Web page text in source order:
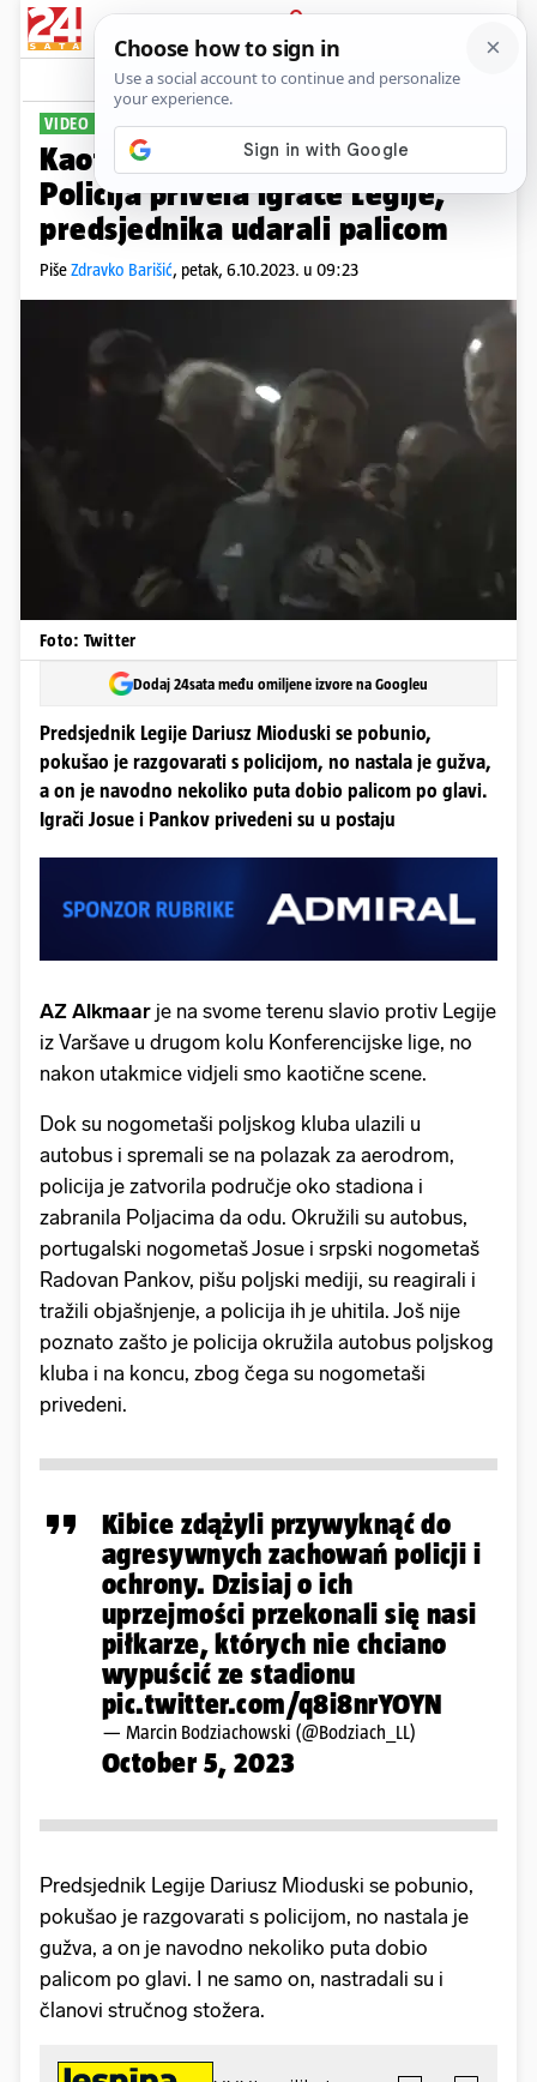
PRIJAVA
Sport Komentari
VIDEO
Kaotične scene u Nizozemskoj:
Policija privela igrače Legije,
predsjednika udarali palicom
PišeZdravko Barišić, petak, 6.10.2023. u 09:23
Foto: Twitter
Dodaj 24sata među omiljene izvore na Googleu
Predsjednik Legije Dariusz Mioduski se pobunio,
pokušao je razgovarati s policijom, no nastala je gužva,
a on je navodno nekoliko puta dobio palicom po glavi.
Igrači Josue i Pankov privedeni su u postaju
AZ Alkmaar je na svome terenu slavio protiv Legije
iz Varšave u drugom kolu Konferencijske lige, no
nakon utakmice vidjeli smo kaotične scene.
Dok su nogometaši poljskog kluba ulazili u
autobus i spremali se na polazak za aerodrom,
policija je zatvorila područje oko stadiona i
zabranila Poljacima da odu. Okružili su autobus,
portugalski nogometaš Josue i srpski nogometaš
Radovan Pankov, pišu poljski mediji, su reagirali i
tražili objašnjenje, a policija ih je uhitila. Još nije
poznato zašto je policija okružila autobus poljskog
kluba i na koncu, zbog čega su nogometaši
privedeni.
Kibice zdążyli przywyknąć do
agresywnych zachowań policji i
ochrony. Dzisiaj o ich
uprzejmości przekonali się nasi
piłkarze, których nie chciano
wypuścić ze stadionu
pic.twitter.com/q8i8nrYOYN
— Marcin Bodziachowski (@Bodziach_LL)
October 5, 2023
Predsjednik Legije Dariusz Mioduski se pobunio,
pokušao je razgovarati s policijom, no nastala je
gužva, a on je navodno nekoliko puta dobio
palicom po glavi. I ne samo on, nastradali su i
članovi stručnog stožera.